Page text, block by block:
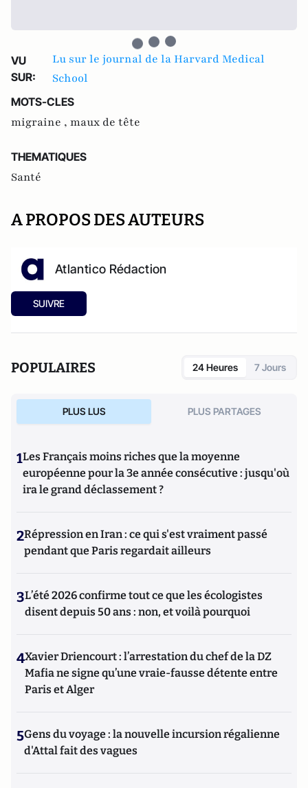
VU
SUR:
Lu sur le journal de la Harvard Medical
School
MOTS-CLES
migraine , maux de tête
THEMATIQUES
Santé
A PROPOS DES AUTEURS
Atlantico Rédaction
SUIVRE
POPULAIRES 24 Heures 7 Jours
PLUS LUS PLUS PARTAGES
1Les Français moins riches que la moyenne
européenne pour la 3e année consécutive : jusqu'où
ira le grand déclassement ?
2Répression en Iran : ce qui s'est vraiment passé
pendant que Paris regardait ailleurs
3L’été 2026 confirme tout ce que les écologistes
disent depuis 50 ans : non, et voilà pourquoi
4Xavier Driencourt : l’arrestation du chef de la DZ
Mafia ne signe qu’une vraie-fausse détente entre
Paris et Alger
5Gens du voyage : la nouvelle incursion régalienne
d'Attal fait des vagues